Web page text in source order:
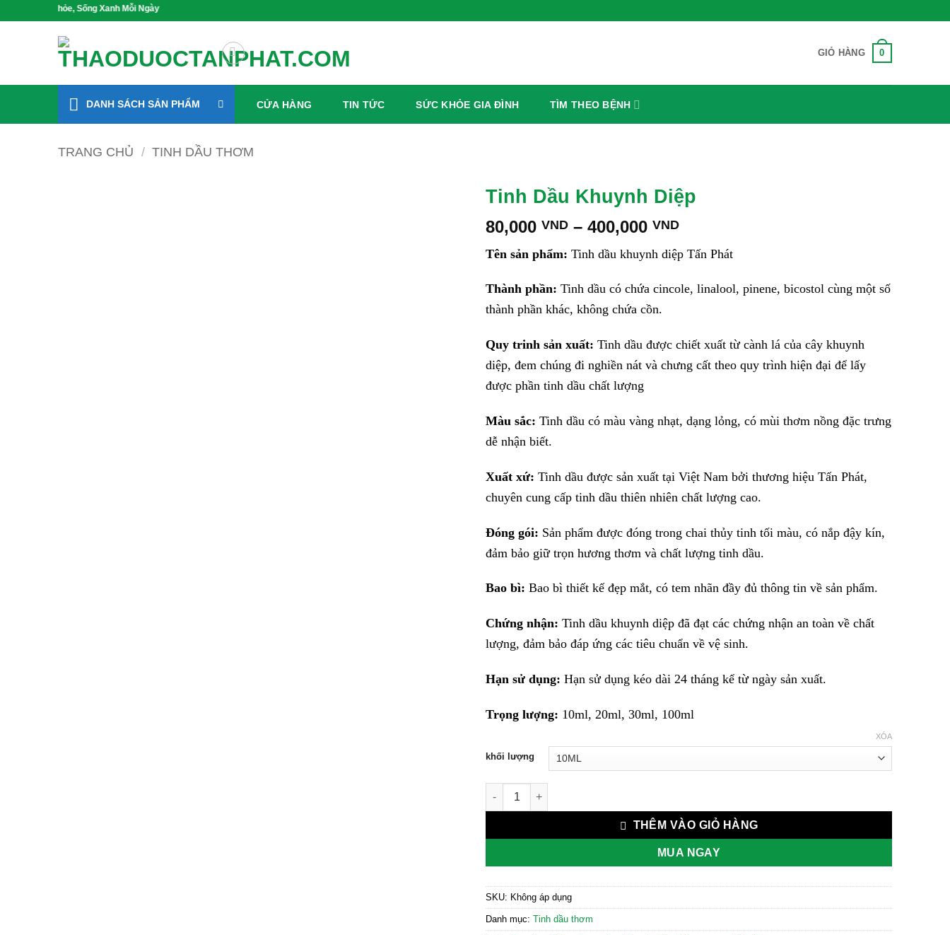
Khỏe, Sống Xanh Mỗi Ngày
GIỎ HÀNG 0
DANH SÁCH SẢN PHẨM CỬA HÀNG TIN TỨC SỨC KHỎE GIA ĐÌNH TÌM THEO BỆNH
TRANG CHỦ / TINH DẦU THƠM
Tinh Dầu Khuynh Diệp
80,000 VND – 400,000 VNDKhoảng
từ
đến
Tên sản phẩm: Tinh dầu khuynh diệp Tấn Phát
Thành phần: Tinh dầu có chứa cincole, linalool, pinene, bicostol cùng một số
thành phần khác, không chứa cồn.
Quy trinh sản xuất: Tinh dầu được chiết xuất từ cành lá của cây khuynh
diệp, đem chúng đi nghiền nát và chưng cất theo quy trình hiện đại để lấy
được phần tinh dầu chất lượng
Màu sắc: Tinh dầu có màu vàng nhạt, dạng lỏng, có mùi thơm nồng đặc trưng
dễ nhận biết.
Xuất xứ: Tinh dầu được sản xuất tại Việt Nam bởi thương hiệu Tấn Phát,
chuyên cung cấp tinh dầu thiên nhiên chất lượng cao.
Đóng gói: Sản phẩm được đóng trong chai thủy tinh tối màu, có nắp đậy kín,
đảm bảo giữ trọn hương thơm và chất lượng tinh dầu.
Bao bì: Bao bì thiết kế đẹp mắt, có tem nhãn đầy đủ thông tin về sản phẩm.
Chứng nhận: Tinh dầu khuynh diệp đã đạt các chứng nhận an toàn về chất
lượng, đảm bảo đáp ứng các tiêu chuẩn về vệ sinh.
Hạn sử dụng: Hạn sử dụng kéo dài 24 tháng kể từ ngày sản xuất.
Trọng lượng: 10ml, 20ml, 30ml, 100ml
khối lượng
XÓA
Tinh Dầu Khuynh Diệp số lượng
THÊM VÀO GIỎ HÀNG
MUA NGAY
SKU: Không áp dụng
Danh mục: Tinh dầu thơm